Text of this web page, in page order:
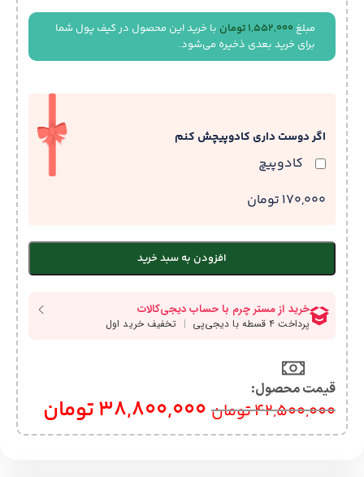
مبلغ 1,552,000 تومان با خرید این محصول در کیف پول شما
برای خرید بعدی ذخیره می‌شود.
اگر دوست داری کادوپیچش کنم
کادوپیچ
170,000 تومان
افزودن به سبد خرید
قیمت محصول:​
42,500,000تومان 38,800,000تومان